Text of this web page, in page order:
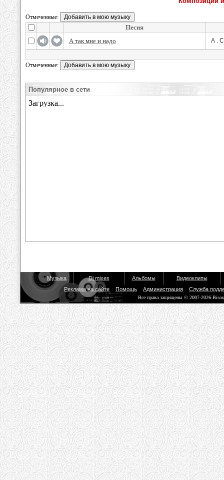
Отмеченные:
Песня
А так мне и надо
А .
Отмеченные:
Популярное в сети
Музыка Dj mixes Альбомы
Видеоклипы
Реклама на сайте
Помощь Администрация Служба
Все права защищены © 2007-2026